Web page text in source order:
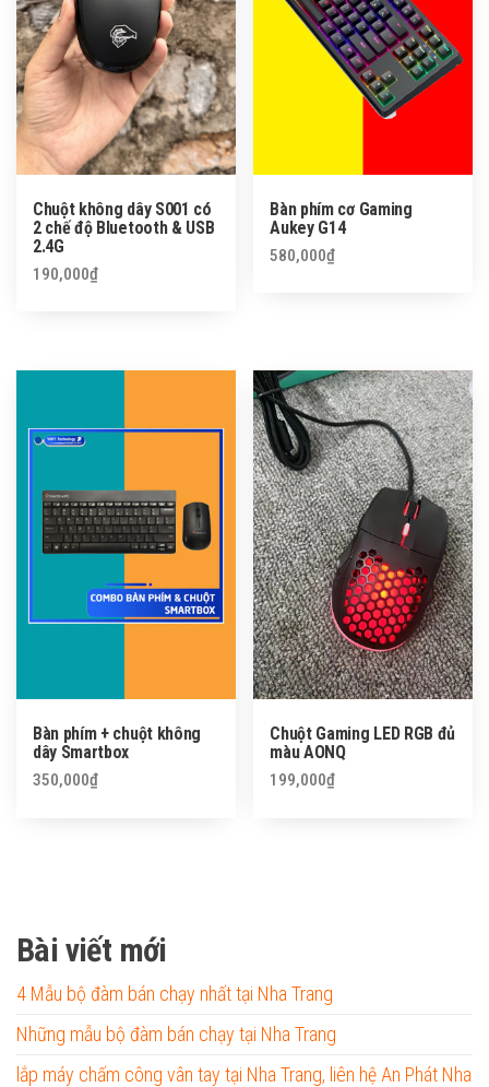
Chuột không dây S001 có
2 chế độ Bluetooth & USB
2.4G
190,000₫
Bàn phím cơ Gaming
Aukey G14
580,000₫
Bàn phím + chuột không
dây Smartbox
350,000₫
Chuột Gaming LED RGB đủ
màu AONQ
199,000₫
Bài viết mới
4 Mẫu bộ đàm bán chạy nhất tại Nha Trang
Những mẫu bộ đàm bán chạy tại Nha Trang
lắp máy chấm công vân tay tại Nha Trang, liên hệ An Phát Nha